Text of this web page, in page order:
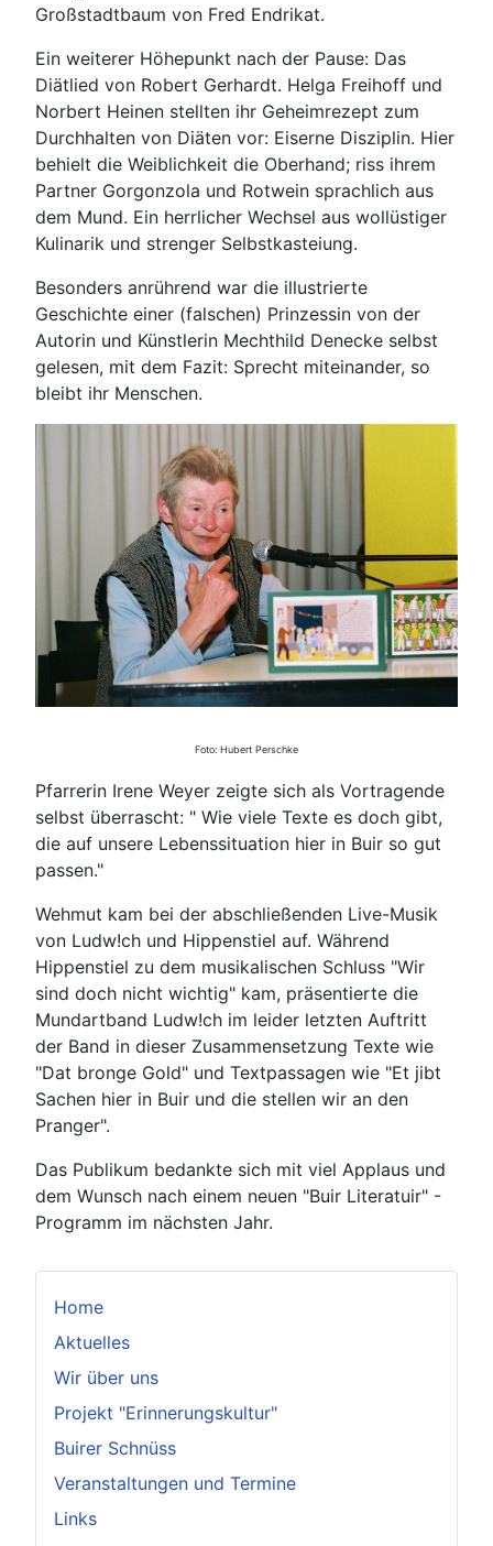
Home
Aktuelles
Wir über uns
Projekt "Erinnerungskultur"
Buirer Schnüss
Veranstaltungen und Termine
Links
Großstadtbaum von Fred Endrikat.
Ein weiterer Höhepunkt nach der Pause: Das
Diätlied von Robert Gerhardt. Helga Freihoff und
Norbert Heinen stellten ihr Geheimrezept zum
Durchhalten von Diäten vor: Eiserne Disziplin. Hier
behielt die Weiblichkeit die Oberhand; riss ihrem
Partner Gorgonzola und Rotwein sprachlich aus
dem Mund. Ein herrlicher Wechsel aus wollüstiger
Kulinarik und strenger Selbstkasteiung.
Besonders anrührend war die illustrierte
Geschichte einer (falschen) Prinzessin von der
Autorin und Künstlerin Mechthild Denecke selbst
gelesen, mit dem Fazit: Sprecht miteinander, so
bleibt ihr Menschen.
Foto: Hubert Perschke
Pfarrerin Irene Weyer zeigte sich als Vortragende
selbst überrascht: " Wie viele Texte es doch gibt,
die auf unsere Lebenssituation hier in Buir so gut
passen."
Wehmut kam bei der abschließenden Live-Musik
von Ludw!ch und Hippenstiel auf. Während
Hippenstiel zu dem musikalischen Schluss "Wir
sind doch nicht wichtig" kam, präsentierte die
Mundartband Ludw!ch im leider letzten Auftritt
der Band in dieser Zusammensetzung Texte wie
"Dat bronge Gold" und Textpassagen wie "Et jibt
Sachen hier in Buir und die stellen wir an den
Pranger".
Das Publikum bedankte sich mit viel Applaus und
dem Wunsch nach einem neuen "Buir Literatuir" -
Programm im nächsten Jahr.